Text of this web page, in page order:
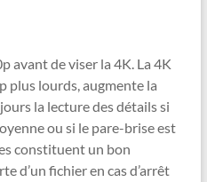
avant de viser la 4K. La 4K
plus lourds, augmente la
la lecture des détails si
ou si le pare-brise est
constituent un bon
d’un fichier en cas d’arrêt